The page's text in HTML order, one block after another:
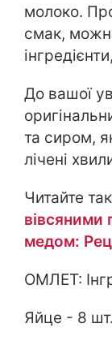
молоко.
смак,
До вашої
та сиром,
лічені
Читайте
вівсяними
медом:
ОМЛЕТ:
Яйце - 8 шт.